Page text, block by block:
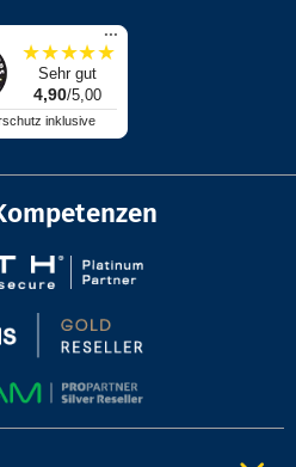
...
★★★★★
Sehr gut
4,90/5,00
inklusive